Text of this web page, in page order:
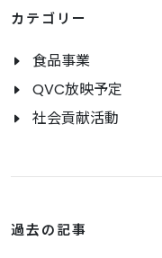
カテゴリー
食品事業
QVC放映予定
社会貢献活動
過去の記事